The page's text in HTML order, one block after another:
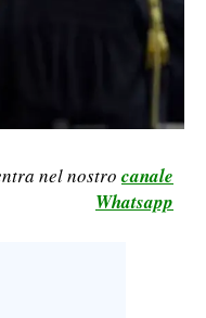
nel nostro canale
Whatsapp